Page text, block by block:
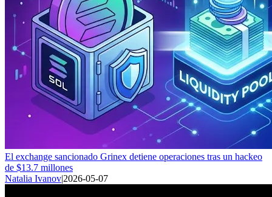
El exchange sancionado Grinex detiene operaciones tras un hackeo
de $13.7 millones
Natalia Ivanov|2026-05-07